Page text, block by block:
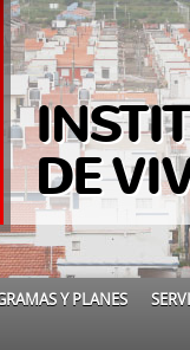
DE
Y PLANES